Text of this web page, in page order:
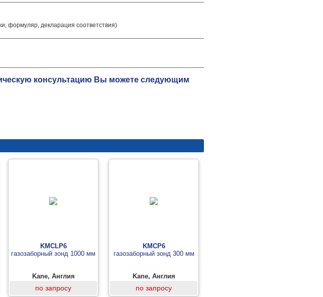
формуляр, декларация соответствия)
консультацию Вы можете следующим
KMCLP6
газозаборный зонд 1000 мм
Kane, Англия
по запросу
KMCP6
газозаборный зонд 300 мм
Kane, Англия
по запросу